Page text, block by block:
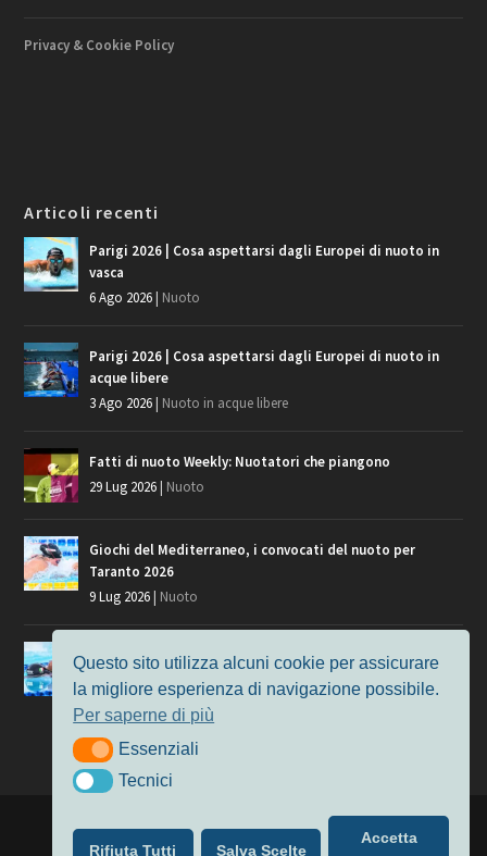
Privacy & Cookie Policy
Articoli recenti
Parigi 2026 | Cosa aspettarsi dagli Europei di nuoto in
vasca
6 Ago 2026| Nuoto
Parigi 2026 | Cosa aspettarsi dagli Europei di nuoto in
acque libere
3 Ago 2026| Nuoto in acque libere
Fatti di nuoto Weekly: Nuotatori che piangono
29 Lug 2026| Nuoto
Giochi del Mediterraneo, i convocati del nuoto per
Taranto 2026
9 Lug 2026| Nuoto
Europei di Nuoto Parigi 2026: fra veterani e giovani, chi
7 Lug 2026
Nuoto
| Alimentato da
Questo sito utilizza alcuni cookie per assicurare
la migliore esperienza di navigazione possibile.
Per saperne di più
EssenzialiEssenziali
TecniciTecnici
Rifiuta Tutti Salva Scelte
Accetta